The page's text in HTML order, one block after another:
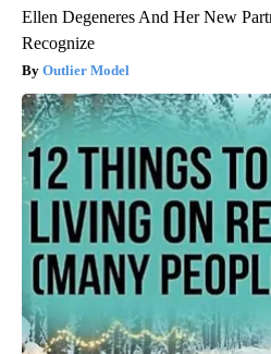
Ellen Degeneres And Her New
Recognize
Outlier Model